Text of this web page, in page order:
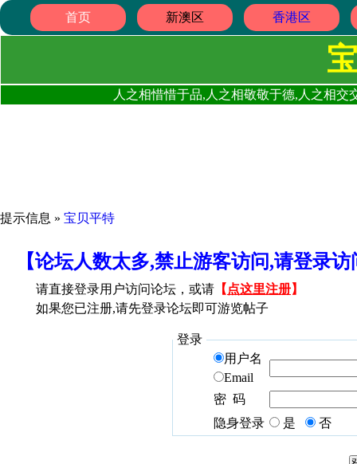
首页 新澳区 香港区
人之相惜惜于品,人之相敬敬于德,人之相
提示信息 » 宝贝平特
【论坛人数太多,禁止游客访问,请登录
请直接登录用户访问论坛，或请 【 点这里注册】
如果您已注册,请先登录论坛即可游览帖子
登录
用户名
Email
密 码
隐身登录
是 否